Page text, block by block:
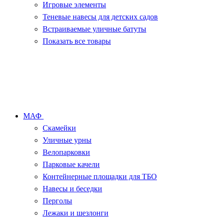
Игровые элементы
Теневые навесы для детских садов
Встраиваемые уличные батуты
Показать все товары
МАФ
Скамейки
Уличные урны
Велопарковки
Парковые качели
Контейнерные площадки для ТБО
Навесы и беседки
Перголы
Лежаки и шезлонги